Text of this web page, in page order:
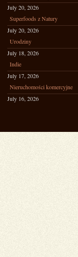
July 20, 2026
Superfoods z Natury
July 20, 2026
Urodziny
July 18, 2026
Indie
July 17, 2026
Nieruchomości komercyjne
July 16, 2026